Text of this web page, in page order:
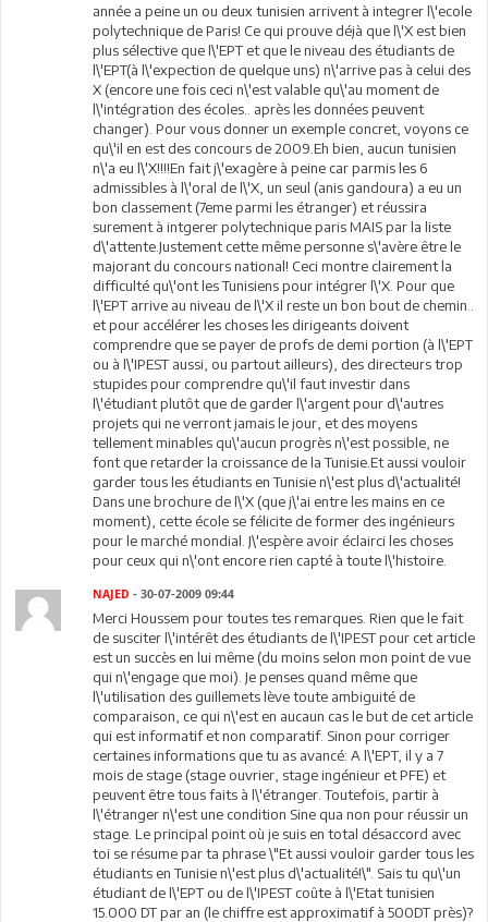
année a peine un ou deux tunisien arrivent à integrer l\'ecole
polytechnique de Paris! Ce qui prouve déjà que l\'X est bien
plus sélective que l\'EPT et que le niveau des étudiants de
l\'EPT(à l\'expection de quelque uns) n\'arrive pas à celui des
X (encore une fois ceci n\'est valable qu\'au moment de
l\'intégration des écoles.. après les données peuvent
changer). Pour vous donner un exemple concret, voyons ce
qu\'il en est des concours de 2009.Eh bien, aucun tunisien
n\'a eu l\'X!!!!En fait j\'exagère à peine car parmis les 6
admissibles à l\'oral de l\'X, un seul (anis gandoura) a eu un
bon classement (7eme parmi les étranger) et réussira
surement à intgerer polytechnique paris MAIS par la liste
d\'attente.Justement cette même personne s\'avère être le
majorant du concours national! Ceci montre clairement la
difficulté qu\'ont les Tunisiens pour intégrer l\'X. Pour que
l\'EPT arrive au niveau de l\'X il reste un bon bout de chemin..
et pour accélérer les choses les dirigeants doivent
comprendre que se payer de profs de demi portion (à l\'EPT
ou à l\'IPEST aussi, ou partout ailleurs), des directeurs trop
stupides pour comprendre qu\'il faut investir dans
l\'étudiant plutôt que de garder l\'argent pour d\'autres
projets qui ne verront jamais le jour, et des moyens
tellement minables qu\'aucun progrès n\'est possible, ne
font que retarder la croissance de la Tunisie.Et aussi vouloir
garder tous les étudiants en Tunisie n\'est plus d\'actualité!
Dans une brochure de l\'X (que j\'ai entre les mains en ce
moment), cette école se félicite de former des ingénieurs
pour le marché mondial. J\'espère avoir éclairci les choses
pour ceux qui n\'ont encore rien capté à toute l\'histoire.
NAJED - 30-07-2009 09:44
Merci Houssem pour toutes tes remarques. Rien que le fait
de susciter l\'intérêt des étudiants de l\'IPEST pour cet article
est un succès en lui même (du moins selon mon point de vue
qui n\'engage que moi). Je penses quand même que
l\'utilisation des guillemets lève toute ambiguité de
comparaison, ce qui n\'est en aucaun cas le but de cet article
qui est informatif et non comparatif. Sinon pour corriger
certaines informations que tu as avancé: A l\'EPT, il y a 7
mois de stage (stage ouvrier, stage ingénieur et PFE) et
peuvent être tous faits à l\'étranger. Toutefois, partir à
l\'étranger n\'est une condition Sine qua non pour réussir un
stage. Le principal point où je suis en total désaccord avec
toi se résume par ta phrase \"Et aussi vouloir garder tous les
étudiants en Tunisie n\'est plus d\'actualité!\". Sais tu qu\'un
étudiant de l\'EPT ou de l\'IPEST coûte à l\'Etat tunisien
15.000 DT par an (le chiffre est approximatif à 500DT près)?